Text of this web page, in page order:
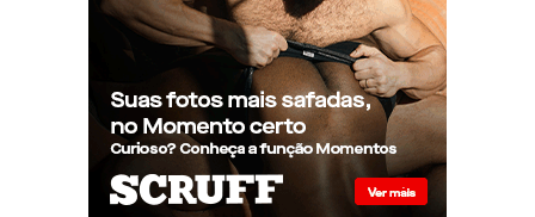
Gay de 62 anos relembra
quando, aos 15, foi garoto de
programa por quatro meses
sem saber: “Idiotice da minha
parte”